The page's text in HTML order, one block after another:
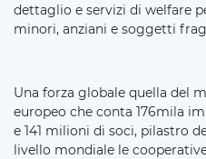
dettaglio e servizi di welfare
minori, anziani e soggetti
Una forza globale quella del
europeo che conta 176mila
e 141 milioni di soci, pilastro
livello mondiale le